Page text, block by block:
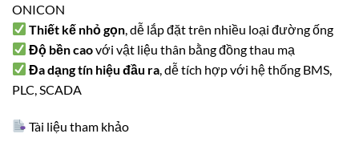
ONICON
Thiết kế nhỏ gọn , dễ lắp đặt trên nhiều loại đường ống
Độ bền caovới vật liệu thân bằng đồng thau mạ
Đa dạng tín hiệu đầu ra , dễ tích hợp với hệ thống BMS,
PLC, SCADA
Tài liệu tham khảo